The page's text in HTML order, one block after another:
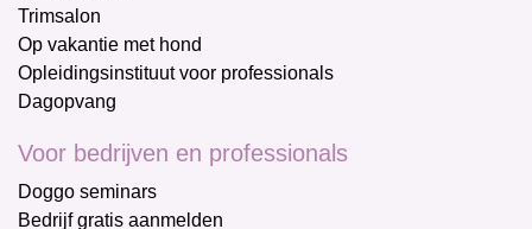
Trimsalon
Op vakantie met hond
Opleidingsinstituut voor professionals
Dagopvang
Voor bedrijven en professionals
Doggo seminars
Bedrijf gratis aanmelden